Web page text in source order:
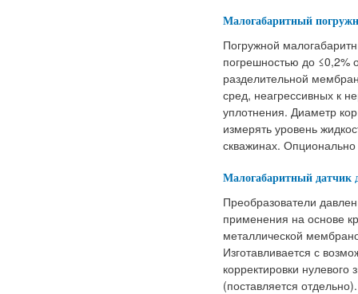
Малогабаритный
Погружной
погрешностью до ≤0,2%
разделительной
сред, неагрессивных к
уплотнения. Диаметр
измерять уровень
скважинах.
Малогабаритный датчик
Преобразователи
применения на основе
металлической
Изготавливается с
корректировки
(поставляется отдельно).